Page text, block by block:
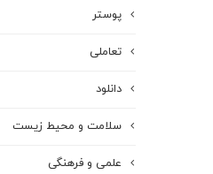
پوستر
تعاملی
دانلود
سلامت و محیط زیست
علمی و فرهنگی